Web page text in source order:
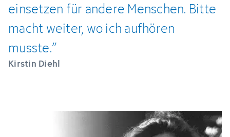
einsetzen für andere Menschen. Bitte
macht weiter, wo ich aufhören
musste.”
Kirstin Diehl